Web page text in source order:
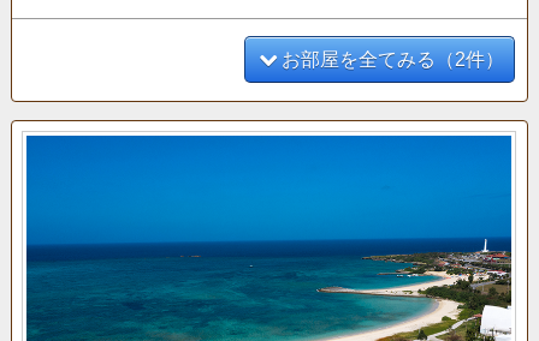
お部屋を全てみる（2件）